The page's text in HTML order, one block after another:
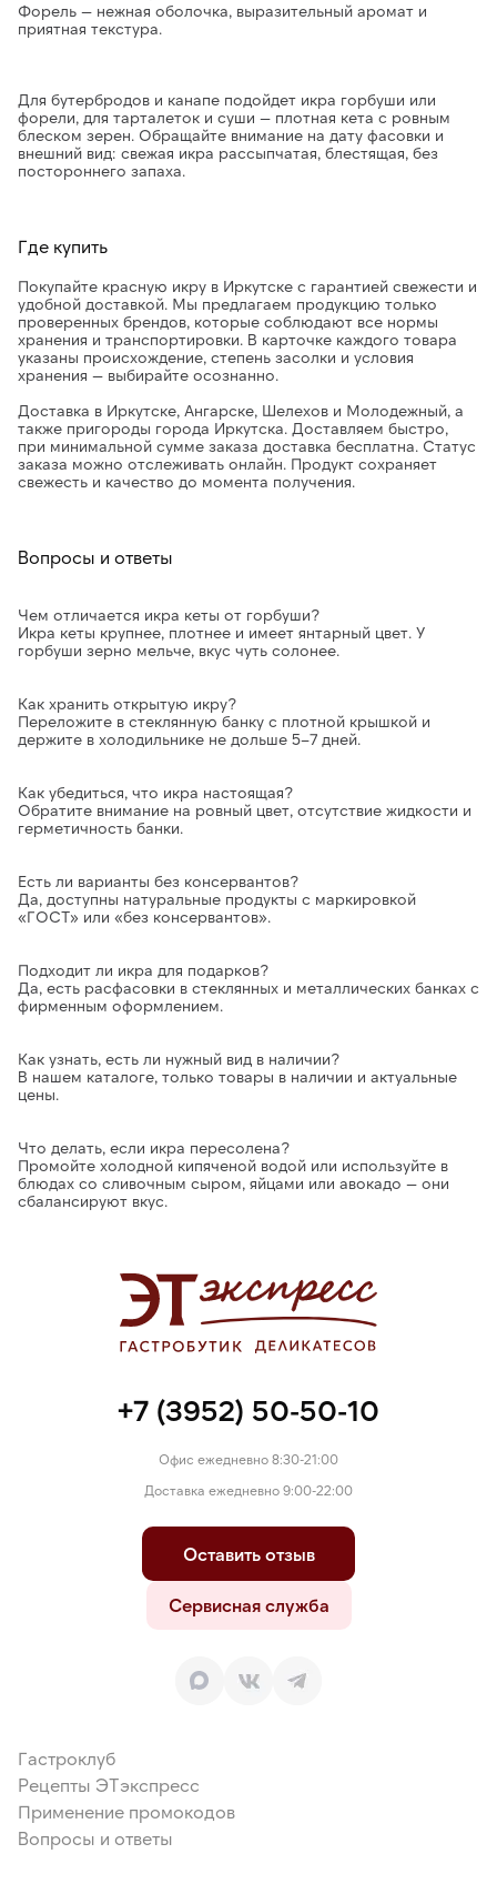
Форель — нежная оболочка, выразительный аромат и
приятная текстура.
Для бутербродов и канапе подойдет икра горбуши или
форели, для тарталеток и суши — плотная кета с ровным
блеском зерен. Обращайте внимание на дату фасовки и
внешний вид: свежая икра рассыпчатая, блестящая, без
постороннего запаха.
Где купить
Покупайте красную икру в Иркутске с гарантией свежести и
удобной доставкой. Мы предлагаем продукцию только
проверенных брендов, которые соблюдают все нормы
хранения и транспортировки. В карточке каждого товара
указаны происхождение, степень засолки и условия
хранения — выбирайте осознанно.
Доставка в Иркутске, Ангарске, Шелехов и Молодежный, а
также пригороды города Иркутска. Доставляем быстро,
при минимальной сумме заказа доставка бесплатна. Статус
заказа можно отслеживать онлайн. Продукт сохраняет
свежесть и качество до момента получения.
Вопросы и ответы
Чем отличается икра кеты от горбуши?
Икра кеты крупнее, плотнее и имеет янтарный цвет. У
горбуши зерно мельче, вкус чуть солонее.
Как хранить открытую икру?
Переложите в стеклянную банку с плотной крышкой и
держите в холодильнике не дольше 5–7 дней.
Как убедиться, что икра настоящая?
Обратите внимание на ровный цвет, отсутствие жидкости и
герметичность банки.
Есть ли варианты без консервантов?
Да, доступны натуральные продукты с маркировкой
«ГОСТ» или «без консервантов».
Подходит ли икра для подарков?
Да, есть расфасовки в стеклянных и металлических банках с
фирменным оформлением.
Как узнать, есть ли нужный вид в наличии?
В нашем каталоге, только товары в наличии и актуальные
цены.
Что делать, если икра пересолена?
Промойте холодной кипяченой водой или используйте в
блюдах со сливочным сыром, яйцами или авокадо — они
сбалансируют вкус.
+7 (3952) 50-50-10
Офис ежедневно 8:30-21:00
Доставка ежедневно 9:00-22:00
Оставить отзыв
Сервисная служба
Гастроклуб
Рецепты ЭТэкспресс
Применение промокодов
Вопросы и ответы